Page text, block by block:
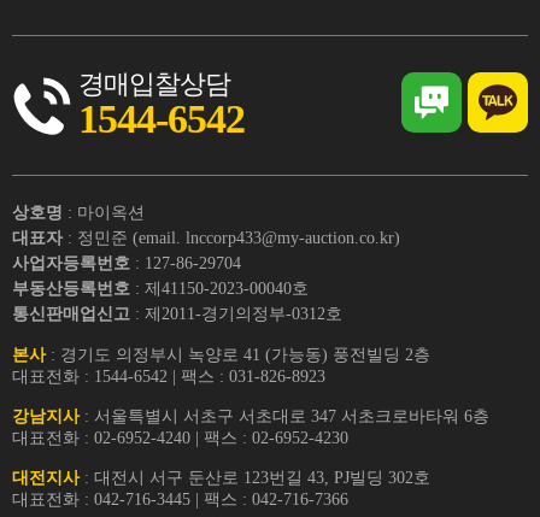
경매입찰상담
1544-6542
상호명 : 마이옥션
대표자 : 정민준 (email. lnccorp433@my-auction.co.kr)
사업자등록번호 : 127-86-29704
부동산등록번호 : 제41150-2023-00040호
통신판매업신고 : 제2011-경기의정부-0312호
본사: 경기도 의정부시 녹양로 41 (가능동) 풍전빌딩 2층
대표전화 : 1544-6542 | 팩스 : 031-826-8923
강남지사: 서울특별시 서초구 서초대로 347 서초크로바타워 6층
대표전화 : 02-6952-4240 | 팩스 : 02-6952-4230
대전지사: 대전시 서구 둔산로 123번길 43, PJ빌딩 302호
대표전화 : 042-716-3445 | 팩스 : 042-716-7366